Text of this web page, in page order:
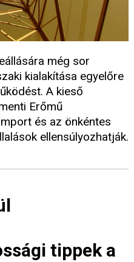
még sor
kialakítása egyelőre
A kieső
Erőmű
és az önkéntes
ellensúlyozhatják.
tippek a